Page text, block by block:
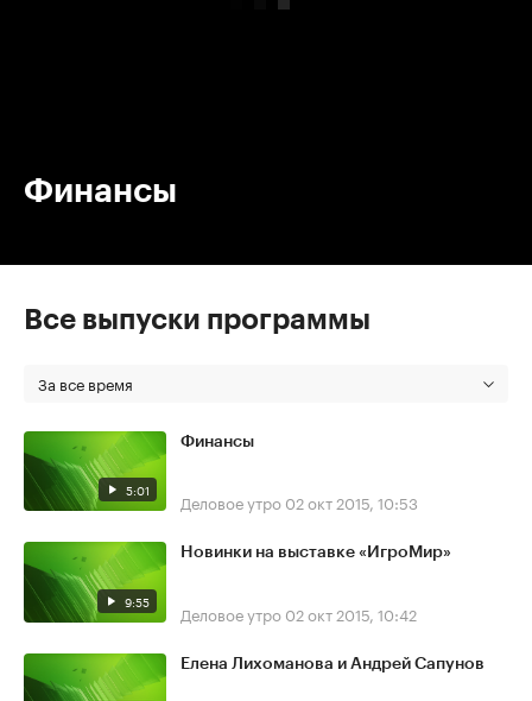
Финансы
Все выпуски программы
За все время
5:01
Финансы
Деловое утро 02 окт 2015, 10:53
9:55
Новинки на выставке «ИгроМир»
Деловое утро 02 окт 2015, 10:42
Елена Лихоманова и Андрей Сапунов